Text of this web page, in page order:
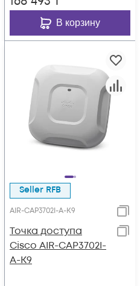
В корзину
Seller RFB
AIR-CAP3702I-A-K9
Точка доступа
Cisco AIR-CAP3702I-
A-K9